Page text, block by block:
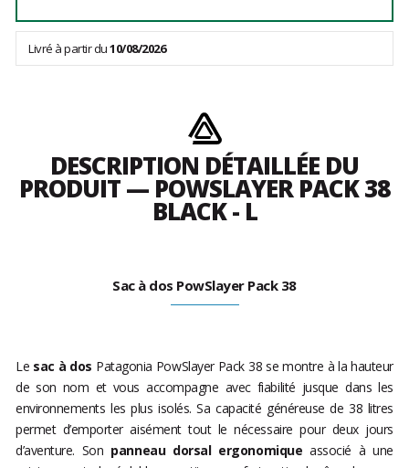
Livré à partir du10/08/2026
DESCRIPTION DÉTAILLÉE DU
PRODUIT — POWSLAYER PACK 38
BLACK - L
Sac à dos PowSlayer Pack 38
Le sac à dos Patagonia PowSlayer Pack 38 se montre à la hauteur
de son nom et vous accompagne avec fiabilité jusque dans les
environnements les plus isolés. Sa capacité généreuse de 38 litres
permet d’emporter aisément tout le nécessaire pour deux jours
d’aventure. Son panneau dorsal ergonomiqueassocié à une